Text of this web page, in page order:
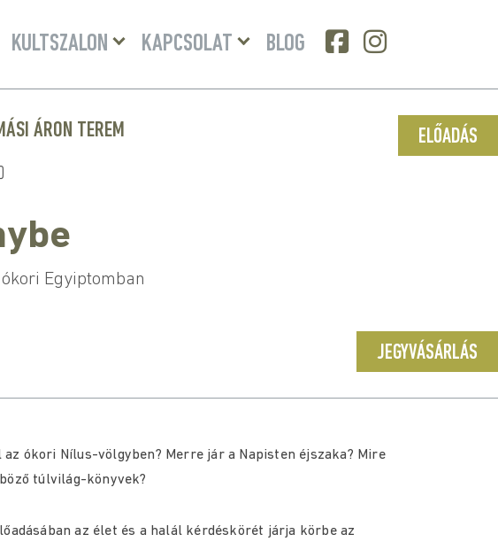
KULTSZALON
Menü
lenyitásaKAPCSOLAT
Menü
lenyitása
BLOG
ELŐADÁS
ÁRON TEREM
Egyiptomban
JEGYVÁSÁRLÁS
ókori Nílus-völgyben? Merre jár a Napisten éjszaka? Mire
túlvilág-könyvek?
az élet és a halál kérdéskörét járja körbe az